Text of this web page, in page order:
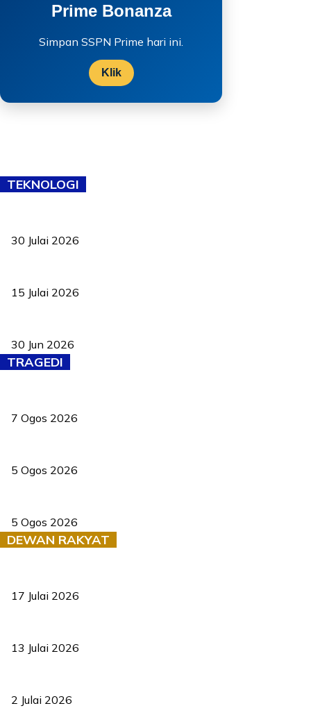
Prime Bonanza
Simpan SSPN Prime hari ini.
Klik
TEKNOLOGI
30 Julai 2026
15 Julai 2026
30 Jun 2026
TRAGEDI
7 Ogos 2026
5 Ogos 2026
5 Ogos 2026
DEWAN RAKYAT
17 Julai 2026
13 Julai 2026
2 Julai 2026